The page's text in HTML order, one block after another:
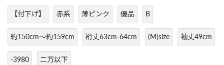
【付下げ】 赤系 薄ピンク 優品 B
約150cm～約159cm 裄丈63cm-64cm (M)size 袖丈49cm
-3980 二万以下